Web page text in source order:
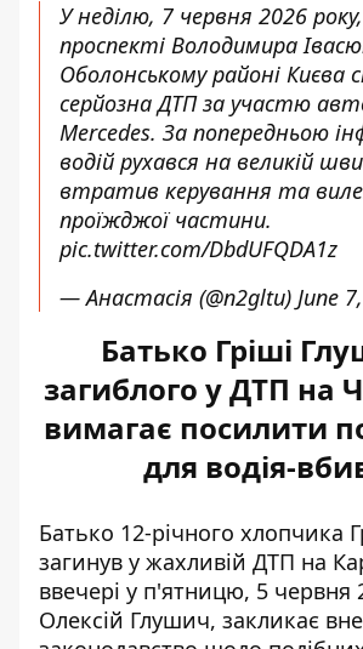
У неділю, 7 червня 2026
проспекті Володимира
Оболонському районі Києва
серйозна ДТП за участю
Mercedes. За попередньою
водій рухався на великій
втратив керування та
проїжджої частини.
pic.twitter.com/DbdUFQDA1z
— Анастасія (@n2gltu) June
Батько Гріші
загиблого у ДТП на
вимагає посилити
для водія-
Батько 12-річного хлопчика
загинув у жахливій ДТП на
ввечері у п'ятницю, 5 червня
Олексій Глушич, закликає